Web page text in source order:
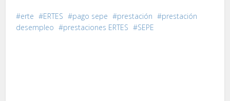
erte ERTES pago sepe prestación
prestación
desempleo
prestaciones ERTES SEPE